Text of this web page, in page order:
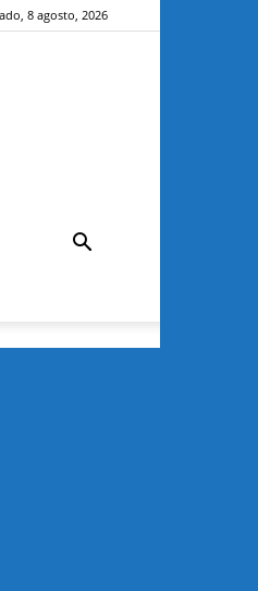
8 agosto, 2026